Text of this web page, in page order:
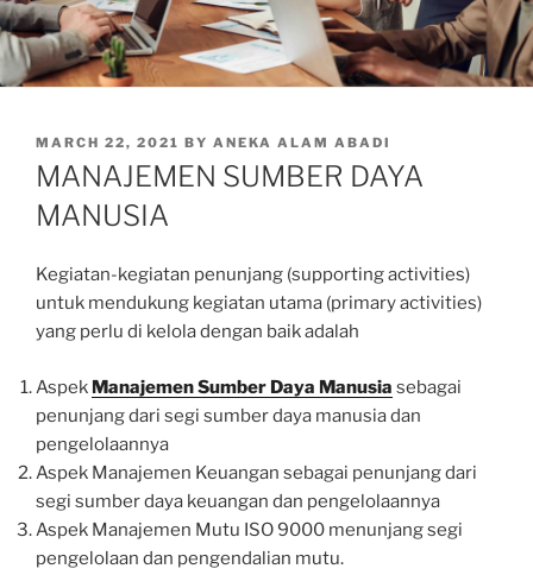
POSTED
ON
MARCH 22, 2021 BY ANEKA ALAM ABADI
MANAJEMEN SUMBER DAYA
MANUSIA
Kegiatan-kegiatan penunjang (supporting activities)
untuk mendukung kegiatan utama (primary activities)
yang perlu di kelola dengan baik adalah
Aspek Manajemen Sumber Daya Manusia sebagai
penunjang dari segi sumber daya manusia dan
pengelolaannya
Aspek Manajemen Keuangan sebagai penunjang dari
segi sumber daya keuangan dan pengelolaannya
Aspek Manajemen Mutu ISO 9000 menunjang segi
pengelolaan dan pengendalian mutu.